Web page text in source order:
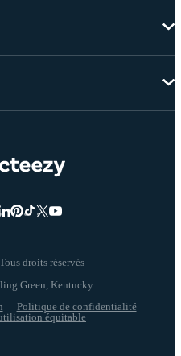
droits réservés
Politique de confidentialité
équitable